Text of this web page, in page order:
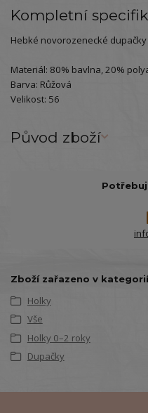
Kompletní
Hebké novorozenecké
Materiál: 80% bavlna, 20%
Barva: Růžová
Velikost: 56
Původ zboží
Zboží zařazeno v
Holky
Vše
Holky 0–2 roky
Dupačky